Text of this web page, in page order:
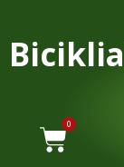
0